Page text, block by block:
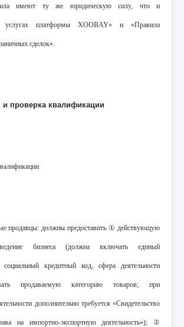
имеют ту же юридическую силу, что и
услугах платформы XOOBAY» и «Правила
сделок».
и проверка квалификации
продавцы: должны предоставить ① действующую
бизнеса (должна включать единый
социальный кредитный код, сфера деятельности
продаваемую категорию товаров; при
дополнительно требуется «Свидетельство
на импортно-экспортную деятельность»); ②